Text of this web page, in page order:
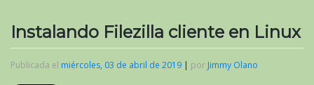
Instalando Filezilla cliente en Linux
Publicada el miércoles, 03 de abril de 2019 | por Jimmy Olano